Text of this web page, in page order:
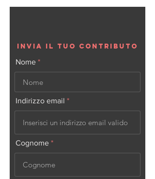
INVIA IL TUO CONTRIBUTO
Nome
Indirizzo email
Cognome